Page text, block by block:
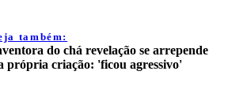
também:
do chá revelação se arrepende
própria criação: 'ficou agressivo'